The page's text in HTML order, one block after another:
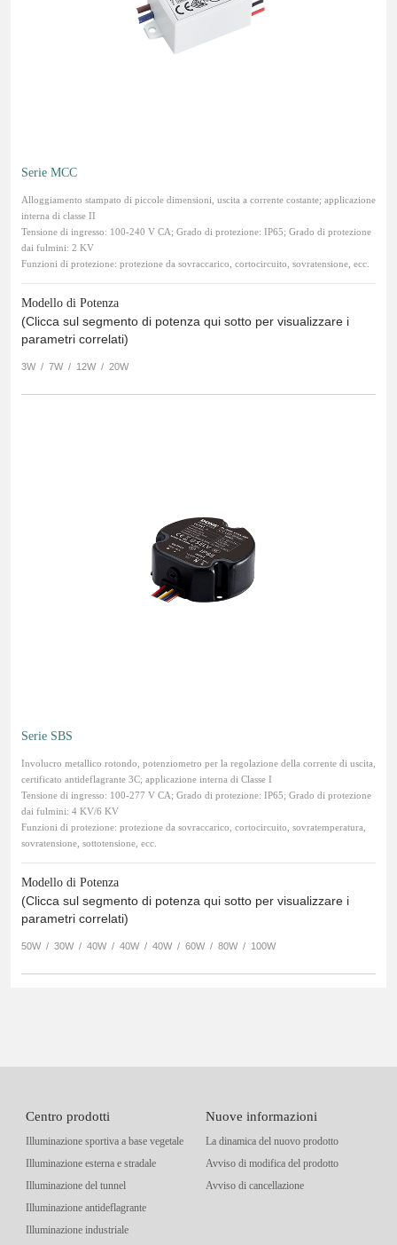
Serie MCC
Alloggiamento stampato di piccole dimensioni, uscita a corrente costante; applicazione
interna di classe II
Tensione di ingresso: 100-240 V CA; Grado di protezione: IP65; Grado di protezione
dai fulmini: 2 KV
Funzioni di protezione: protezione da sovraccarico, cortocircuito, sovratensione, ecc.
Modello di Potenza
(Clicca sul segmento di potenza qui sotto per visualizzare i
parametri correlati)
3W / 7W / 12W / 20W
Serie SBS
Involucro metallico rotondo, potenziometro per la regolazione della corrente di uscita,
certificato antideflagrante 3C; applicazione interna di Classe I
Tensione di ingresso: 100-277 V CA; Grado di protezione: IP65; Grado di protezione
dai fulmini: 4 KV/6 KV
Funzioni di protezione: protezione da sovraccarico, cortocircuito, sovratemperatura,
sovratensione, sottotensione, ecc.
Modello di Potenza
(Clicca sul segmento di potenza qui sotto per visualizzare i
parametri correlati)
50W / 30W / 40W / 40W / 40W / 60W / 80W / 100W
Centro prodotti
Illuminazione sportiva a base vegetale
Illuminazione esterna e stradale
Illuminazione del tunnel
Illuminazione antideflagrante
Illuminazione industriale
Nuove informazioni
La dinamica del nuovo prodotto
Avviso di modifica del prodotto
Avviso di cancellazione